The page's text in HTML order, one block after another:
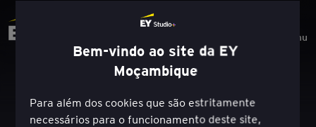
Menu
Bem-vindo ao site da EY
Moçambique
Para além dos cookies que são estritamente
necessários para o funcionamento deste site,